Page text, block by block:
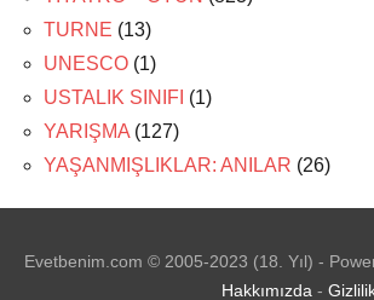
TURNE (13)
UNESCO (1)
USTALIK SINIFI (1)
YARIŞMA (127)
YAŞANMIŞLIKLAR: ANILAR (26)
Evetbenim.com © 2005-2023 (18. Yıl) -
Hakkımızda -